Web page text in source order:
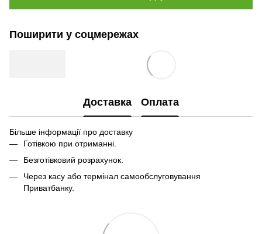
Поширити у соцмережах
Доставка Оплата
Більше інформації про доставку
Готівкою при отриманні.
Безготівковий розрахунок.
Через касу або термінал самообслуговування
Приватбанку.